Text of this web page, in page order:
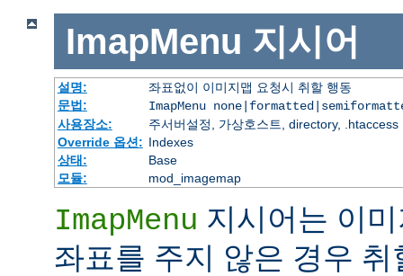
ImapMenu 지시어
설명:
좌표없이 이미지맵 요청시 취할 행동
문법:
ImapMenu
사용장소:
주서버설정, 가상호스트, directory, .htaccess
Override 옵션: Indexes
상태:
Base
모듈:
mod_imagemap
ImapMenu 지시어는 이
좌표를 주지 않은 경우